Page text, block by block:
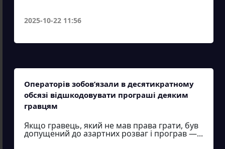
2025-10-22 11:56
Операторів зобов’язали в десятикратному
обсязі відшкодовувати програші деяким
гравцям
Якщо гравець, який не мав права грати, був
допущений до азартних розваг і програв —...